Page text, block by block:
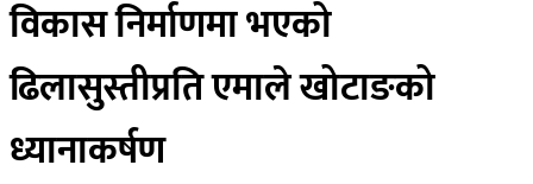
विकास निर्माणमा भएको
ढिलासुस्तीप्रति एमाले खोटाङको
ध्यानाकर्षण